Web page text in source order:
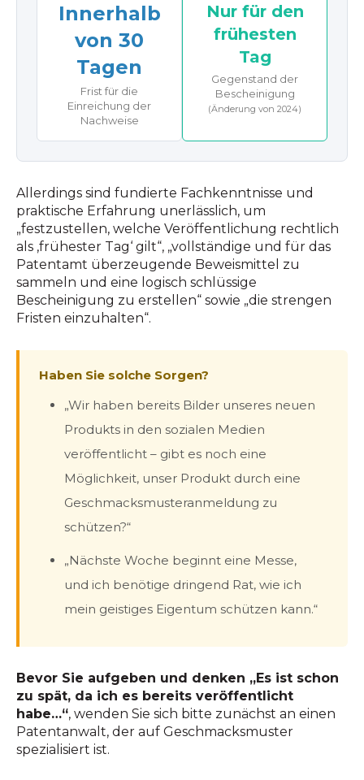
Innerhalb
von 30
Tagen
Frist für die
Einreichung der
Nachweise
Nur für den
frühesten
Tag
Gegenstand der
Bescheinigung
(Änderung von 2024)
Allerdings sind fundierte Fachkenntnisse und
praktische Erfahrung unerlässlich, um
„festzustellen, welche Veröffentlichung rechtlich
als ‚frühester Tag‘ gilt“, „vollständige und für das
Patentamt überzeugende Beweismittel zu
sammeln und eine logisch schlüssige
Bescheinigung zu erstellen“ sowie „die strengen
Fristen einzuhalten“.
Haben Sie solche Sorgen?
„Wir haben bereits Bilder unseres neuen
Produkts in den sozialen Medien
veröffentlicht – gibt es noch eine
Möglichkeit, unser Produkt durch eine
Geschmacksmusteranmeldung zu
schützen?“
„Nächste Woche beginnt eine Messe,
und ich benötige dringend Rat, wie ich
mein geistiges Eigentum schützen kann.“
Bevor Sie aufgeben und denken „Es ist schon
zu spät, da ich es bereits veröffentlicht
habe…“, wenden Sie sich bitte zunächst an einen
Patentanwalt, der auf Geschmacksmuster
spezialisiert ist.